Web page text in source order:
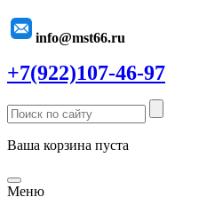
info@mst66.ru
+7(922)107-46-97
Ваша корзина пуста
Меню